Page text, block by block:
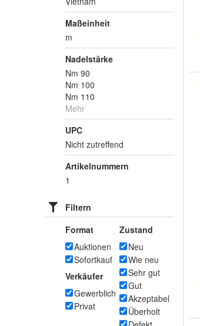
Maßeinheit
m
Nadelstärke
Nm 90
Nm 100
Nm 110
Mehr
UPC
Nicht zutreffend
Artikelnummern
1
Filtern
Format
Auktionen
Sofortkauf
Verkäufer
Gewerblich
Privat
Zustand
Neu
Wie neu
Sehr gut
Gut
Akzeptabel
Überholt